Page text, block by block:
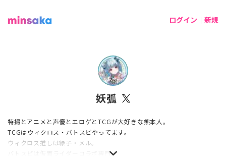
ログイン｜新規
妖弧
特撮とアニメと声優とエロゲとTCGが大好きな熊本人。
TCGはウィクロス・バトスピやってます。
ウィクロス推しは緑子・メル。
バトスピは仮面ライダーコラボ専門。